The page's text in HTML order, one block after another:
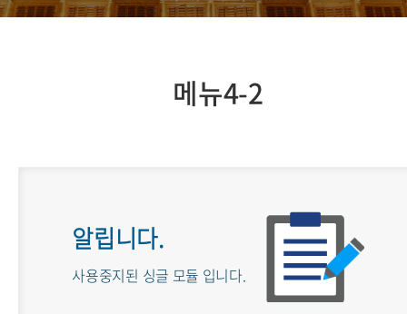
메뉴4-2
알립니다.
사용중지된 싱글 모듈 입니다.